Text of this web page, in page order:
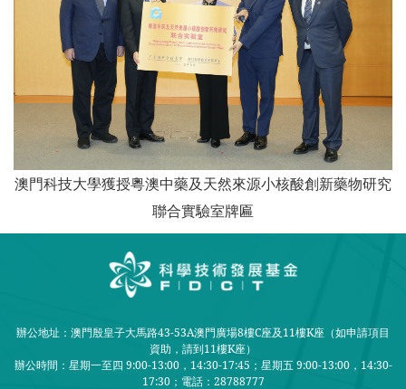
澳門科技大學獲授粵澳中藥及天然來源小核酸創新藥物研究
聯合實驗室牌匾
辦公地址：澳門殷皇子大馬路43-53A澳門廣場8樓C座及11樓K座（如申請項目
資助，請到11樓K座）
辦公時間：星期一至四 9:00-13:00，14:30-17:45；星期五 9:00-13:00，14:30-
17:30； 電話：28788777